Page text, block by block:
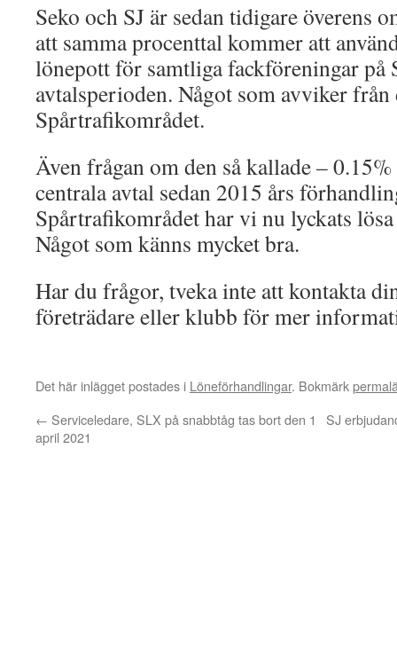
Seko och SJ är sedan tidigare överens
att samma procenttal kommer att
lönepott för samtliga fackföreningar på
avtalsperioden. Något som avviker
Spårtrafikområdet.
Även frågan om den så kallade –
centrala avtal sedan 2015 års
Spårtrafikområdet har vi nu lyckats
Något som känns mycket bra.
Har du frågor, tveka inte att kontakta
företrädare eller klubb för mer
Det här inlägget postades i Löneförhandlingar. Bokmärk
← Serviceledare, SLX på snabbtåg tas bort den 1
april 2021
SJ